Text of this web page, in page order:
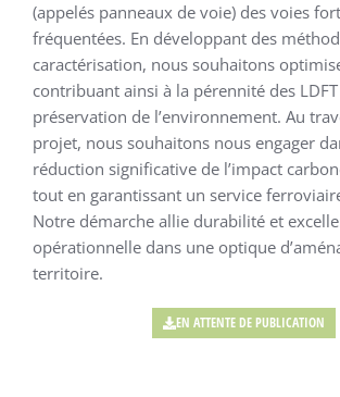
(appelés panneaux de voie) des voies
fréquentées. En développant des
caractérisation, nous souhaitons
contribuant ainsi à la pérennité des
préservation de l’environnement. Au
projet, nous souhaitons nous engager
réduction significative de l’impact
tout en garantissant un service
Notre démarche allie durabilité et
opérationnelle dans une optique
territoire.
EN ATTENTE DE PUBLICATION